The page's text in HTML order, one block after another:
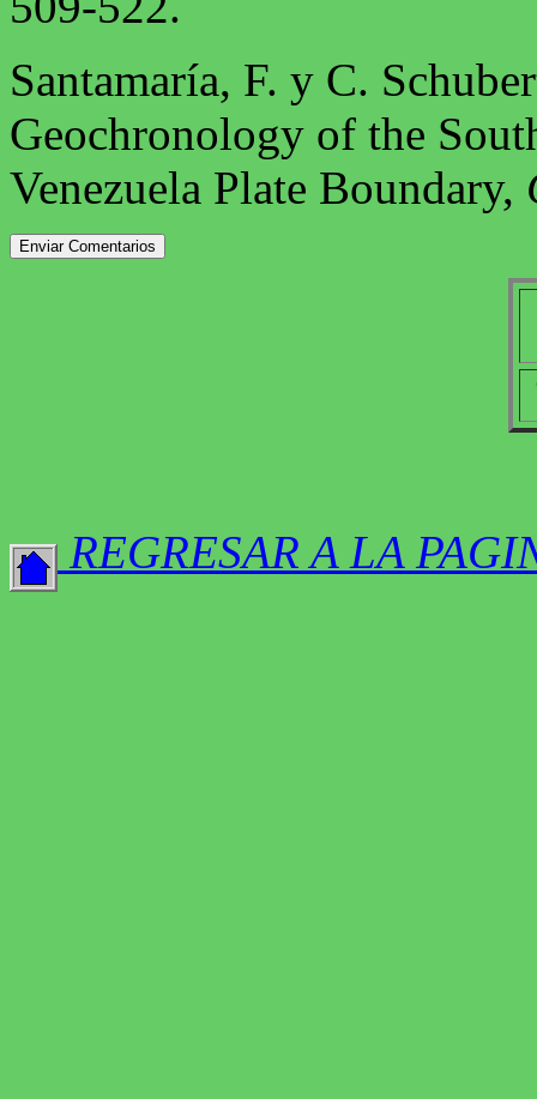
Santamaría, F. y C.
Geochronology of the
Venezuela Plate Boundary,
REGRESAR A LA